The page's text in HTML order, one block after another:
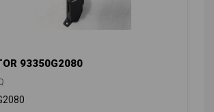
93350G2080